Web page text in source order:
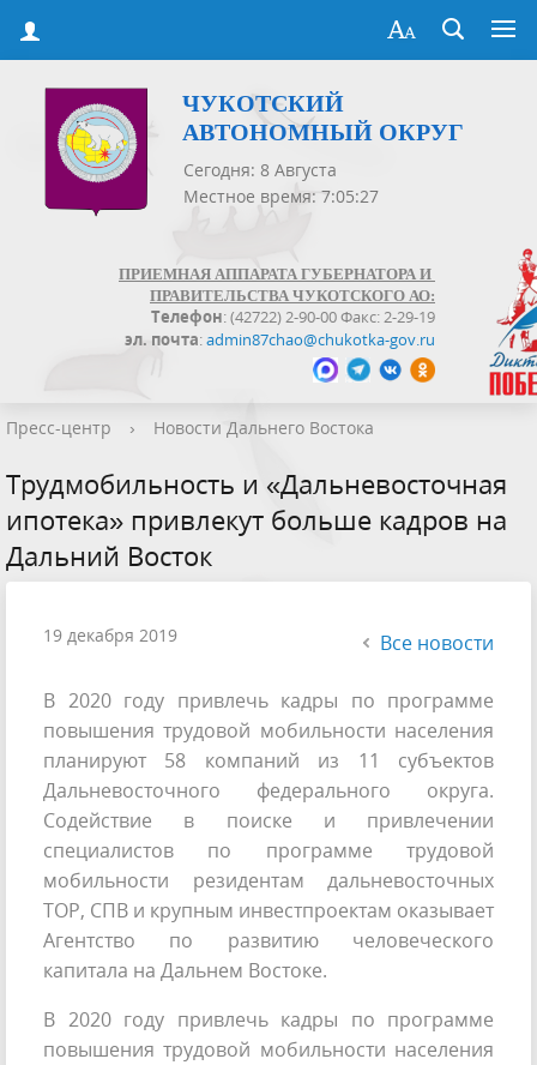
ЧУКОТСКИЙ
АВТОНОМНЫЙ ОКРУГ
Сегодня: 8 Августа
Местное время: 7:05:27
ПРИЕМНАЯ АППАРАТА ГУБЕРНАТОРА И
ПРАВИТЕЛЬСТВА ЧУКОТСКОГО АО:
Телефон: (42722) 2-90-00 Факс: 2-29-19
эл. почта:admin87chao@chukotka-gov.ru
Пресс-центр › Новости Дальнего Востока
Трудмобильность и «Дальневосточная
ипотека» привлекут больше кадров на
Дальний Восток
19 декабря 2019 Все новости
В 2020 году привлечь кадры по программе
повышения трудовой мобильности населения
планируют 58 компаний из 11 субъектов
Дальневосточного федерального округа.
Содействие в поиске и привлечении
специалистов по программе трудовой
мобильности резидентам дальневосточных
ТОР, СПВ и крупным инвестпроектам оказывает
Агентство по развитию человеческого
капитала на Дальнем Востоке.
В 2020 году привлечь кадры по программе
повышения трудовой мобильности населения